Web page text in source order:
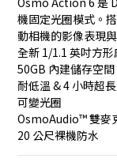
機固定光圈模式。
動相機的影像表現
全新 1/1.1 英吋方形
50GB 內建儲存空間
耐低溫 & 4 小時超
可變光圈
OsmoAudio™ 雙麥
20 公尺裸機防水